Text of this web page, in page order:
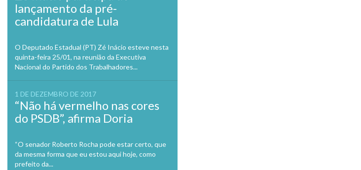
lançamento da pré-
candidatura de Lula
O Deputado Estadual (PT) Zé Inácio esteve nesta
quinta-feira 25/01, na reunião da Executiva
Nacional do Partido dos Trabalhadores...
1 DE DEZEMBRO DE 2017
“Não há vermelho nas cores
do PSDB”, afirma Doria
“O senador Roberto Rocha pode estar certo, que
da mesma forma que eu estou aqui hoje, como
prefeito da...